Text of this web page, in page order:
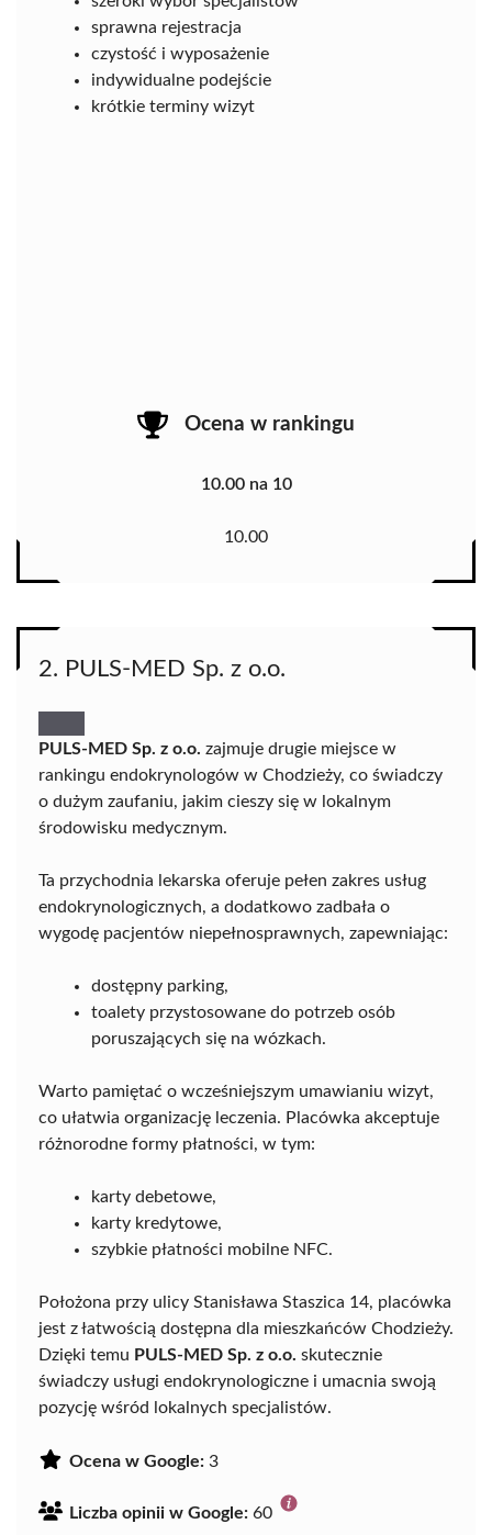
sprawna rejestracja
czystość i wyposażenie
indywidualne podejście
krótkie terminy wizyt
Ocena w rankingu
10.00 na 10
10.00
2. PULS-MED Sp. z o.o.
PULS-MED Sp. z o.o. zajmuje drugie miejsce w
rankingu endokrynologów w Chodzieży, co świadczy
o dużym zaufaniu, jakim cieszy się w lokalnym
środowisku medycznym.
Ta przychodnia lekarska oferuje pełen zakres usług
endokrynologicznych, a dodatkowo zadbała o
wygodę pacjentów niepełnosprawnych, zapewniając:
dostępny parking,
toalety przystosowane do potrzeb osób
poruszających się na wózkach.
Warto pamiętać o wcześniejszym umawianiu wizyt,
co ułatwia organizację leczenia. Placówka akceptuje
różnorodne formy płatności, w tym:
karty debetowe,
karty kredytowe,
szybkie płatności mobilne NFC.
Położona przy ulicy Stanisława Staszica 14, placówka
jest z łatwością dostępna dla mieszkańców Chodzieży.
Dzięki temu PULS-MED Sp. z o.o. skutecznie
świadczy usługi endokrynologiczne i umacnia swoją
pozycję wśród lokalnych specjalistów.
Ocena w Google: 3
Liczba opinii w Google: 60